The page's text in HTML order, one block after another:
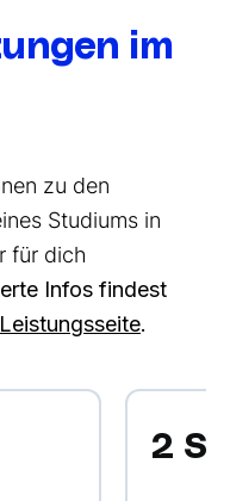
im
zu den
Studiums in
für dich
Infos findest
.
2